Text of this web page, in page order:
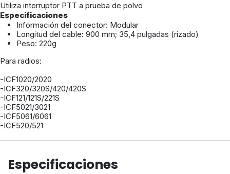
Utiliza interruptor PTT a prueba de polvo
Especificaciones
Información del conector: Modular
Longitud del cable: 900 mm; 35,4 pulgadas (rizado)
Peso: 220g
Para radios:
-ICF1020/2020
-ICF320/320S/420/420S
-ICF121/121S/221S
-ICF5021/3021
-ICF5061/6061
-ICF520/521
Especificaciones